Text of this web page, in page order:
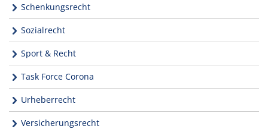
Schenkungsrecht
Sozialrecht
Sport & Recht
Task Force Corona
Urheberrecht
Versicherungsrecht